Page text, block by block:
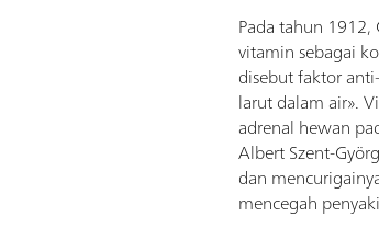
Pada tahun
vitamin sebagai
disebut faktor
larut dalam air».
adrenal hewan
Albert Szent-
dan
mencegah